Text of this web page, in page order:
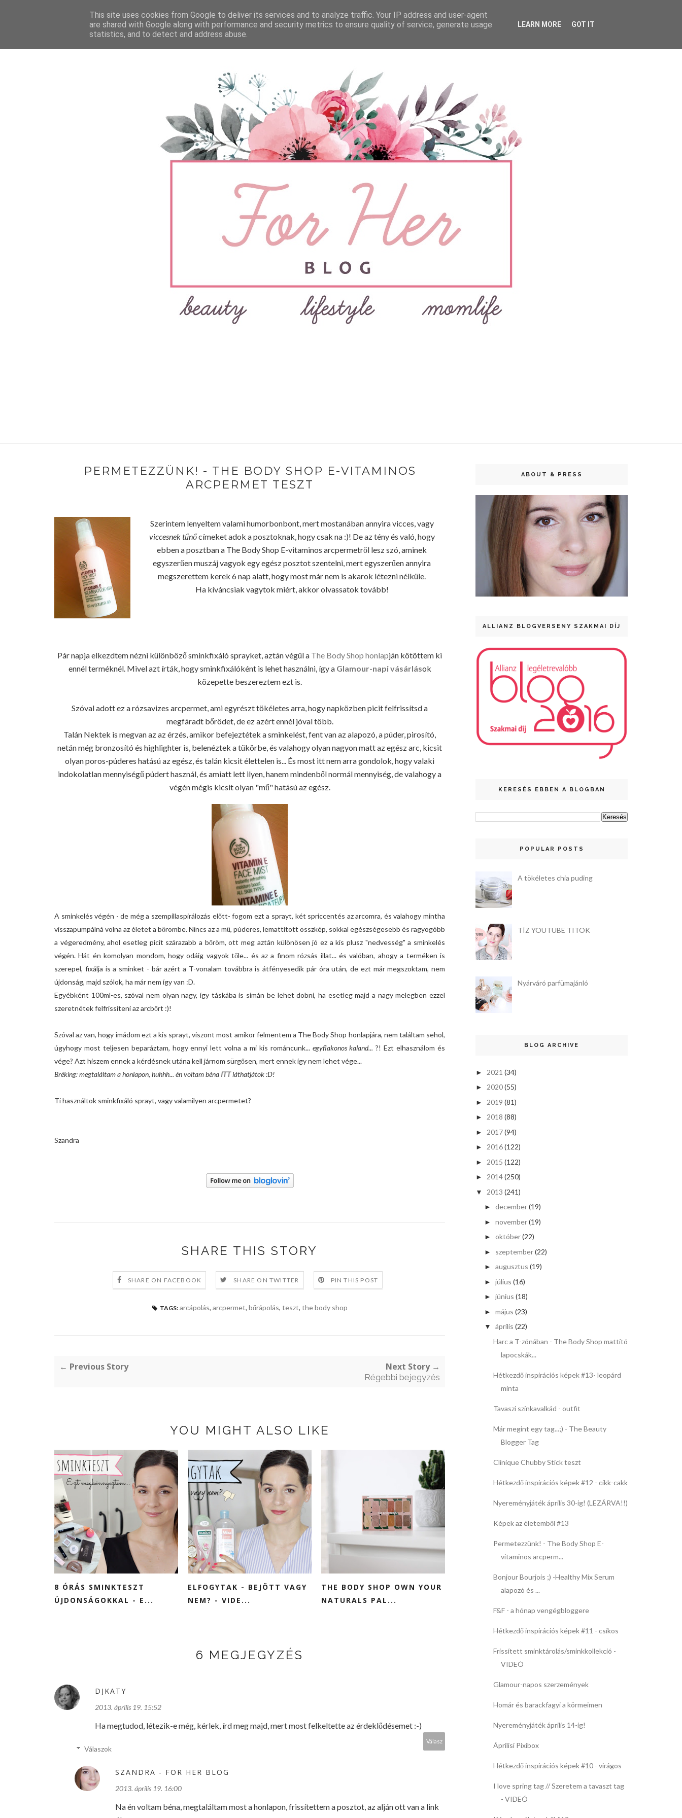
TERMÉKTESZTEK BŐRÁPOLÁS ÉLETMÓD BABA SZEMÉLYES VIDEÓ
PERMETEZZÜNK! - THE BODY SHOP E-VITAMINOS
ARCPERMET TESZT
Szerintem lenyeltem valami humorbonbont, mert mostanában annyira vicces, vagy
viccesnek tűnőcímeket adok a posztoknak, hogy csak na :)! De az tény és való, hogy
ebben a posztban a The Body Shop E-vitaminos arcpermetről lesz szó, aminek
egyszerűen muszáj vagyok egy egész posztot szentelni, mert egyszerűen annyira
megszerettem kerek 6 nap alatt, hogy most már nem is akarok létezni nélküle.
Ha kíváncsiak vagytok miért, akkor olvassatok tovább!
Pár napja elkezdtem nézni különböző sminkfixáló sprayket, aztán végül a The Body Shop honlapján kötöttem ki
ennél terméknél. Mivel azt írták, hogy sminkfixálóként is lehet használni, így a Glamour-napi vásárlások
közepette beszereztem ezt is.
Szóval adott ez a rózsavizes arcpermet, ami egyrészt tökéletes arra, hogy napközben picit felfrissítsd a
megfáradt bőrödet, de ez azért ennél jóval több.
Talán Nektek is megvan az az érzés, amikor befejeztétek a sminkelést, fent van az alapozó, a púder, pirosító,
netán még bronzosító és highlighter is, belenéztek a tükörbe, és valahogy olyan nagyon matt az egész arc, kicsit
olyan poros-púderes hatású az egész, és talán kicsit élettelen is... És most itt nem arra gondolok, hogy valaki
indokolatlan mennyiségű púdert használ, és amiatt lett ilyen, hanem mindenből normál mennyiség, de valahogy a
végén mégis kicsit olyan "mű" hatású az egész.
A sminkelés végén - de még a szempillaspirálozás előtt- fogom ezt a sprayt, két spriccentés az arcomra, és valahogy mintha
visszapumpálná volna az életet a bőrömbe. Nincs az a mű, púderes, lemattított összkép, sokkal egészségesebb és ragyogóbb
a végeredmény, ahol esetleg picit szárazabb a bőröm, ott meg aztán különösen jó ez a kis plusz "nedvesség" a sminkelés
végén. Hát én komolyan mondom, hogy odáig vagyok tőle... és az a finom rózsás illat... és valóban, ahogy a terméken is
szerepel, fixálja is a sminket - bár azért a T-vonalam továbbra is átfényesedik pár óra után, de ezt már megszoktam, nem
újdonság, majd szólok, ha már nem így van :D.
Egyébként 100ml-es, szóval nem olyan nagy, így táskába is simán be lehet dobni, ha esetleg majd a nagy melegben ezzel
szeretnétek felfrissíteni az arcbőrt :)!
Szóval az van, hogy imádom ezt a kis sprayt, viszont most amikor felmentem a The Body Shop honlapjára, nem találtam sehol,
úgyhogy most teljesen beparáztam, hogy ennyi lett volna a mi kis románcunk... egyflakonos kaland... ?! Ezt elhasználom és
vége? Azt hiszem ennek a kérdésnek utána kell járnom sürgősen, mert ennek így nem lehet vége...
Bréking: megtaláltam a honlapon, huhhh... én voltam béna ITTláthatjátok :D!
Ti használtok sminkfixáló sprayt, vagy valamilyen arcpermetet?
Szandra
SHARE THIS STORY
SHARE ON FACEBOOK SHARE ON TWITTER PIN THIS POST
TAGS: arcápolás, arcpermet, bőrápolás, teszt, the body shop
← Previous Story Next Story →
Régebbi bejegyzés
YOU MIGHT ALSO LIKE
8 ÓRÁS SMINKTESZT
ÚJDONSÁGOKKAL - E...
ELFOGYTAK - BEJÖTT VAGY
NEM? - VIDE...
THE BODY SHOP OWN YOUR
NATURALS PAL...
6 MEGJEGYZÉS
DJKATY
2013. április 19. 15:52
Ha megtudod, létezik-e még, kérlek, írd meg majd, mert most felkeltette az érdeklődésemet :-)
Válasz
Válaszok
SZANDRA - FOR HER BLOG
2013. április 19. 16:00
Na én voltam béna, megtaláltam most a honlapon, frissítettem a posztot, az alján ott van a link
ABOUT & PRESS
ALLIANZ BLOGVERSENY SZAKMAI DÍJ
KERESÉS EBBEN A BLOGBAN
POPULAR POSTS
A tökéletes chia puding
TÍZ YOUTUBE TITOK
Nyárváró parfümajánló
BLOG ARCHIVE
► 2021 (34)
► 2020(55)
► 2019 (81)
► 2018 (88)
► 2017(94)
► 2016(122)
► 2015 (122)
► 2014(250)
▼ 2013 (241)
► december(19)
► november(19)
► október(22)
► szeptember(22)
► augusztus (19)
► július (16)
► június (18)
► május (23)
▼ április (22)
Harc a T-zónában - The Body Shop mattító
lapocskák...
Hétkezdő inspirációs képek #13- leopárd
minta
Tavaszi színkavalkád - outfit
Már megint egy tag...;) - The Beauty
Blogger Tag
Clinique Chubby Stick teszt
Hétkezdő inspirációs képek #12 - cikk-cakk
Nyereményjáték április 30-ig! (LEZÁRVA!!)
Képek az életemből #13
Permetezzünk! - The Body Shop E-
vitaminos arcperm...
Bonjour Bourjois ;) -Healthy Mix Serum
alapozó és ...
F&F - a hónap vengégbloggere
Hétkezdő inspirációs képek #11 - csíkos
Frissített sminktárolás/sminkkollekció -
VIDEÓ
Glamour-napos szerzemények
Homár és barackfagyi a körmeimen
Nyereményjáték április 14-ig!
Áprilisi Pixibox
Hétkezdő inspirációs képek #10 - virágos
I love spring tag // Szeretem a tavaszt tag
- VIDEÓ
This site uses cookies from Google to deliver its services and to analyze traffic. Your IP address and user-agent
are shared with Google along with performance and security metrics to ensure quality of service, generate usage
statistics, and to detect and address abuse.
LEARN MORE GOT IT